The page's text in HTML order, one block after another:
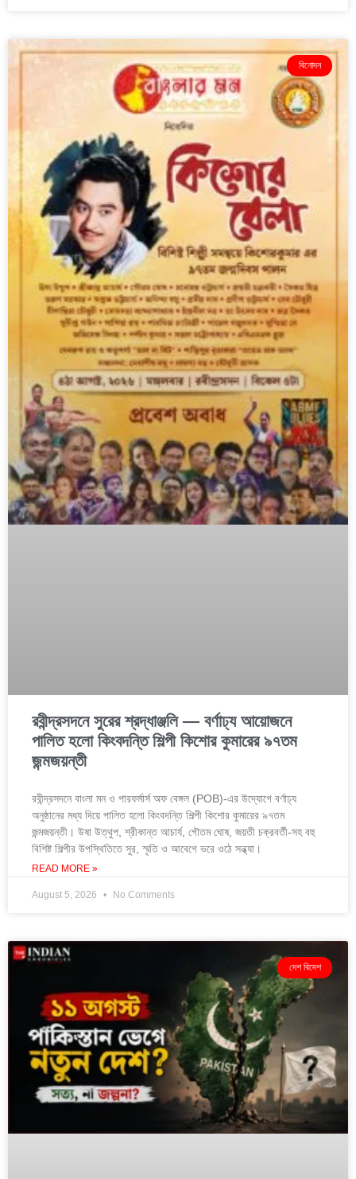
বিনোদন
রবীন্দ্রসদনে সুরের শ্রদ্ধাঞ্জলি — বর্ণাঢ্য আয়োজনে
পালিত হলো কিংবদন্তি শিল্পী কিশোর কুমারের ৯৭তম
জন্মজয়ন্তী
রবীন্দ্রসদনে বাংলা মন ও পারফর্মার্স অফ বেঙ্গল (POB)-এর উদ্যোগে বর্ণাঢ্য
অনুষ্ঠানের মধ্য দিয়ে পালিত হলো কিংবদন্তি শিল্পী কিশোর কুমারের ৯৭তম
জন্মজয়ন্তী। উষা উত্থুপ, শ্রীকান্ত আচার্য, গৌতম ঘোষ, জয়তী চক্রবর্তী-সহ বহু
বিশিষ্ট শিল্পীর উপস্থিতিতে সুর, স্মৃতি ও আবেগে ভরে ওঠে সন্ধ্যা।
READ MORE »
August 5, 2026 No Comments
দেশ বিদেশ